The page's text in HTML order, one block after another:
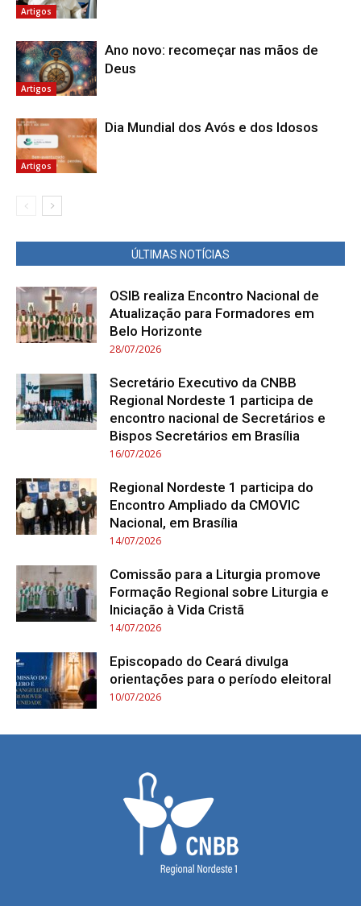
Artigos
Artigos
Ano novo: recomeçar nas mãos de
Deus
Artigos
Dia Mundial dos Avós e dos Idosos
ÚLTIMAS NOTÍCIAS
OSIB realiza Encontro Nacional de
Atualização para Formadores em
Belo Horizonte
28/07/2026
Secretário Executivo da CNBB
Regional Nordeste 1 participa de
encontro nacional de Secretários e
Bispos Secretários em Brasília
16/07/2026
Regional Nordeste 1 participa do
Encontro Ampliado da CMOVIC
Nacional, em Brasília
14/07/2026
Comissão para a Liturgia promove
Formação Regional sobre Liturgia e
Iniciação à Vida Cristã
14/07/2026
Episcopado do Ceará divulga
orientações para o período eleitoral
10/07/2026